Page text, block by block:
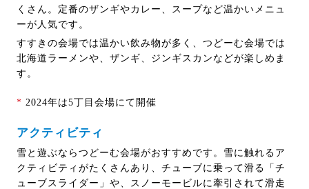
くさん。定番のザンギやカレー、スープなど温かいメニュ
ーが人気です。
すすきの会場では温かい飲み物が多く、つどーむ会場では
北海道ラーメンや、ザンギ、ジンギスカンなどが楽しめま
す。
* 2024年は5丁目会場にて開催
アクティビティ
雪と遊ぶならつどーむ会場がおすすめです。雪に触れるア
クティビティがたくさんあり、チューブに乗って滑る「チ
ューブスライダー」や、スノーモービルに牽引されて滑走